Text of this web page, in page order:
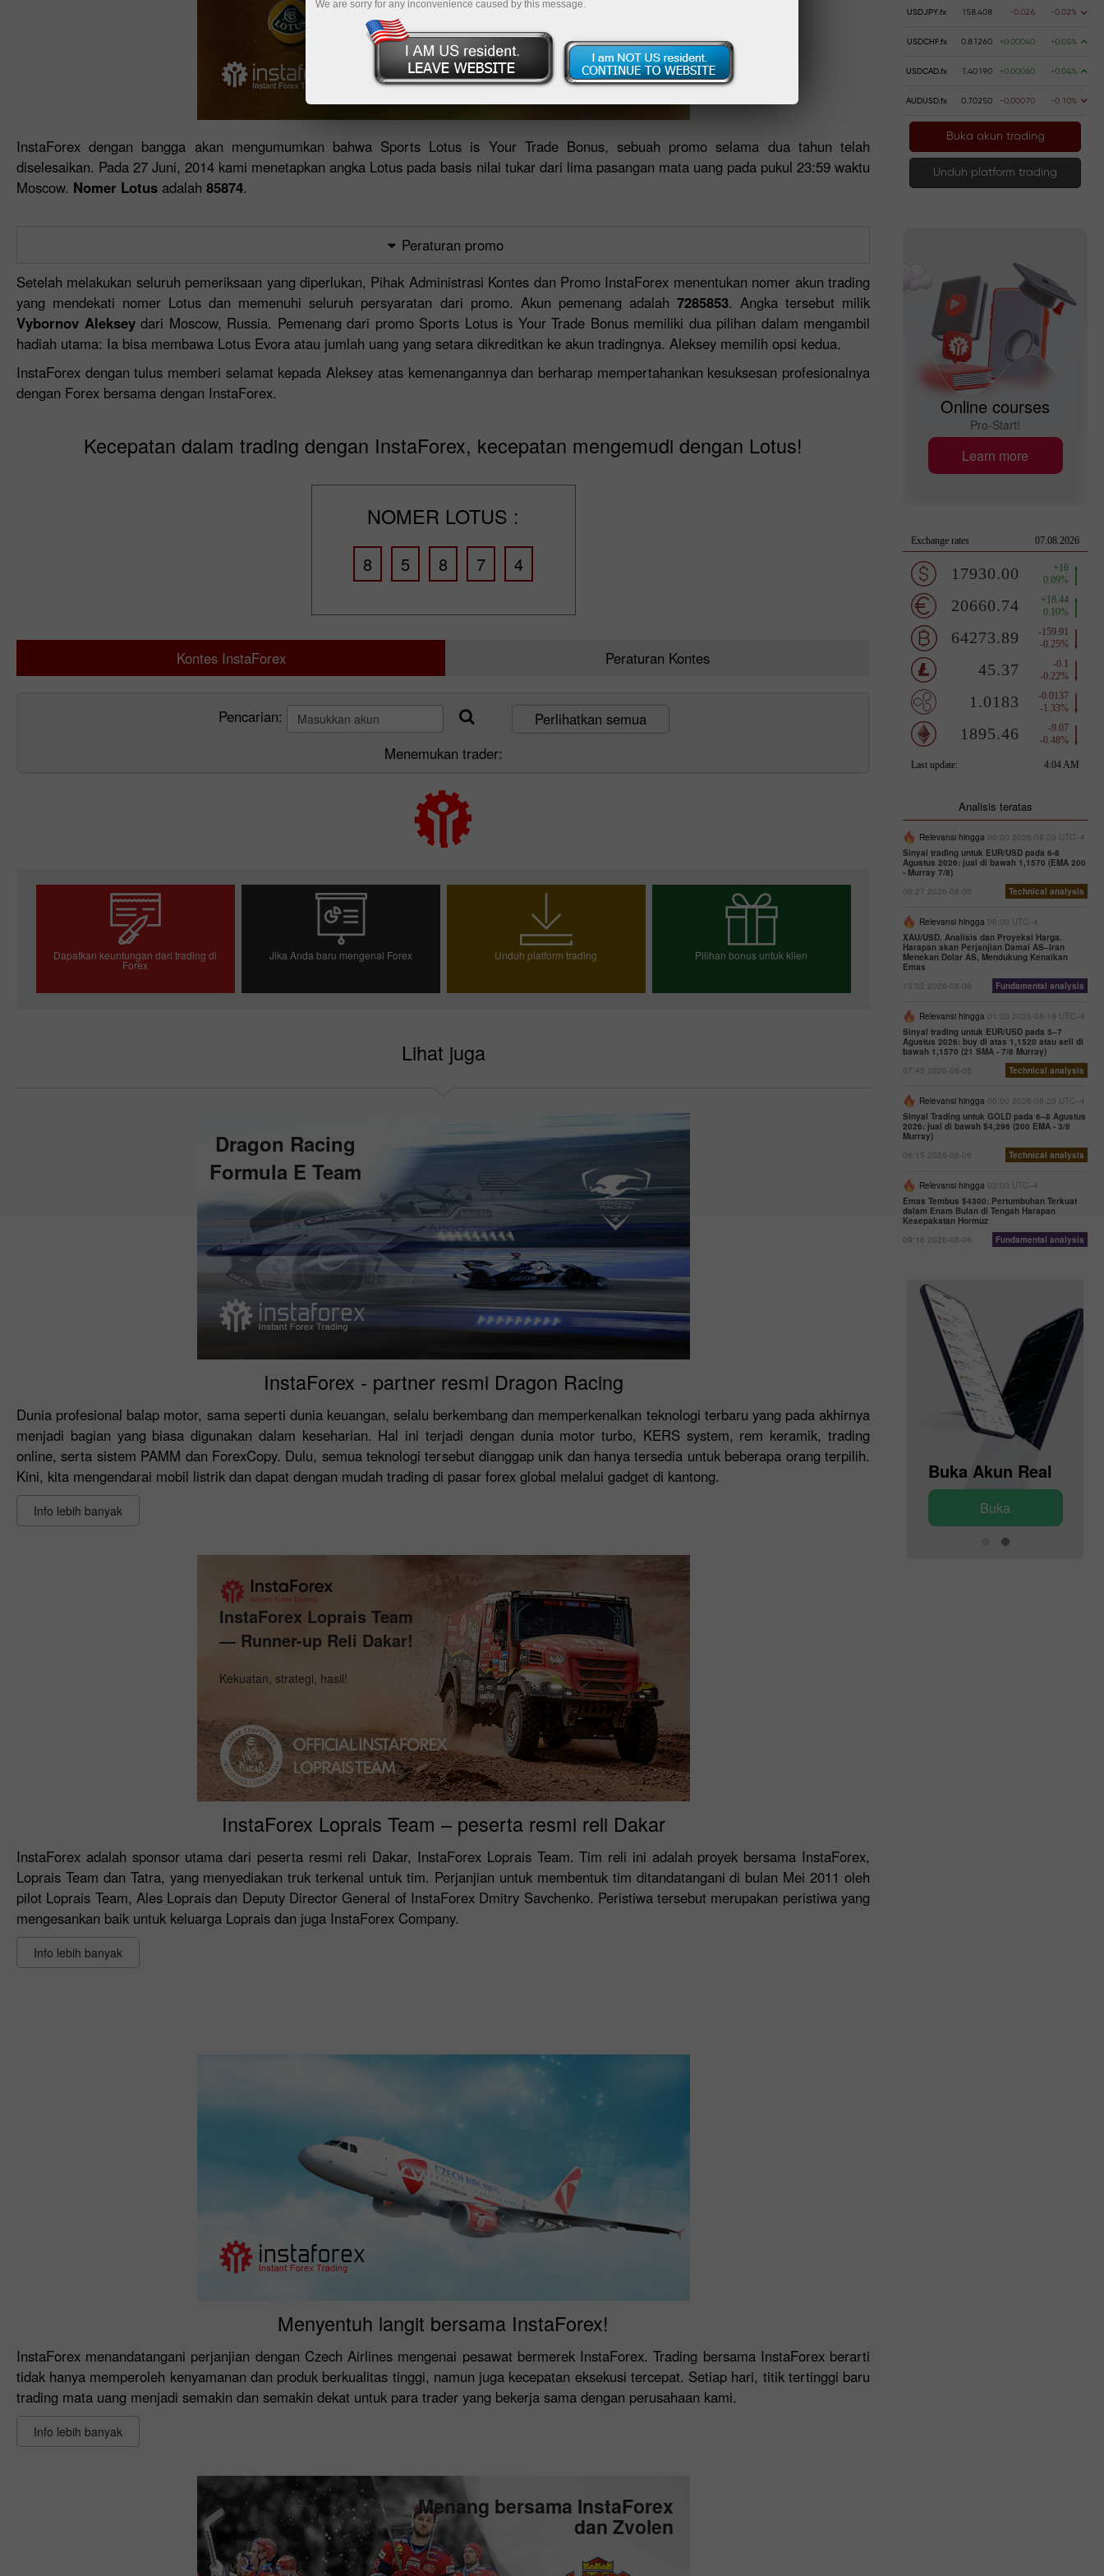
InstaForex dengan bangga akan mengumumkan bahwa Sports Lotus is Your Trade Bonus, sebuah promo selama dua tahun telah
diselesaikan. Pada 27 Juni, 2014 kami menetapkan angka Lotus pada basis nilai tukar dari lima pasangan mata uang pada pukul 23:59 waktu
Moscow. Nomer Lotus adalah 85874.
Peraturan promo
Setelah melakukan seluruh pemeriksaan yang diperlukan, Pihak Administrasi Kontes dan Promo InstaForex menentukan nomer akun trading
yang mendekati nomer Lotus dan memenuhi seluruh persyaratan dari promo. Akun pemenang adalah 7285853. Angka tersebut milik
Vybornov Alekseydari Moscow, Russia. Pemenang dari promo Sports Lotus is Your Trade Bonus memiliki dua pilihan dalam mengambil
hadiah utama: Ia bisa membawa Lotus Evora atau jumlah uang yang setara dikreditkan ke akun tradingnya. Aleksey memilih opsi kedua.
InstaForex dengan tulus memberi selamat kepada Aleksey atas kemenangannya dan berharap mempertahankan kesuksesan profesionalnya
dengan Forex bersama dengan InstaForex.
Kecepatan dalam trading dengan InstaForex, kecepatan mengemudi dengan Lotus!
NOMER LOTUS :
8 5 8 7 4
Kontes InstaForex Peraturan Kontes
Pencarian:
Perlihatkan semua
Menemukan trader:
Dapatkan keuntungan dari trading di
Forex
Jika Anda baru mengenal Forex Unduh platform trading Pilihan bonus untuk klien
Lihat juga
Dragon Racing
Formula E Team
InstaForex - partner resmi Dragon Racing
Dunia profesional balap motor, sama seperti dunia keuangan, selalu berkembang dan memperkenalkan teknologi terbaru yang pada akhirnya
menjadi bagian yang biasa digunakan dalam keseharian. Hal ini terjadi dengan dunia motor turbo, KERS system, rem keramik, trading
online, serta sistem PAMM dan ForexCopy. Dulu, semua teknologi tersebut dianggap unik dan hanya tersedia untuk beberapa orang terpilih.
Kini, kita mengendarai mobil listrik dan dapat dengan mudah trading di pasar forex global melalui gadget di kantong.
Info lebih banyak
InstaForex Loprais Team
— Runner-up Reli Dakar!
Kekuatan, strategi, hasil!
InstaForex Loprais Team – peserta resmi reli Dakar
InstaForex adalah sponsor utama dari peserta resmi reli Dakar, InstaForex Loprais Team. Tim reli ini adalah proyek bersama InstaForex,
Loprais Team dan Tatra, yang menyediakan truk terkenal untuk tim. Perjanjian untuk membentuk tim ditandatangani di bulan Mei 2011 oleh
pilot Loprais Team, Ales Loprais dan Deputy Director General of InstaForex Dmitry Savchenko. Peristiwa tersebut merupakan peristiwa yang
mengesankan baik untuk keluarga Loprais dan juga InstaForex Company.
Info lebih banyak
Menyentuh langit bersama InstaForex!
InstaForex menandatangani perjanjian dengan Czech Airlines mengenai pesawat bermerek InstaForex. Trading bersama InstaForex berarti
tidak hanya memperoleh kenyamanan dan produk berkualitas tinggi, namun juga kecepatan eksekusi tercepat. Setiap hari, titik tertinggi baru
trading mata uang menjadi semakin dan semakin dekat untuk para trader yang bekerja sama dengan perusahaan kami.
Info lebih banyak
Menang bersama InstaForex
dan Zvolen
USDJPY.fx 158.408 -0.026 -0.02%
USDCHF.fx 0.81260 +0.00040 +0.05%
USDCAD.fx 1.40190 +0.00060 +0.04%
AUDUSD.fx 0.70250 -0.00070 -0.10%
Buka akun trading
Unduh platform trading
Online courses
Pro-Start!
Learn more
Analisis teratas
Relevansi hingga 00:00 2026-08-20 UTC--4
Sinyal trading untuk EUR/USD pada 6-8
Agustus 2026: jual di bawah 1,1570 (EMA 200
- Murray 7/8)
06:27 2026-08-06
Technical analysis
Relevansi hingga 06:00 UTC--4
XAU/USD. Analisis dan Proyeksi Harga.
Harapan akan Perjanjian Damai AS–Iran
Menekan Dolar AS, Mendukung Kenaikan
Emas
13:02 2026-08-06
Fundamental analysis
Relevansi hingga 01:00 2026-08-19 UTC--4
Sinyal trading untuk EUR/USD pada 5–7
Agustus 2026: buy di atas 1,1520 atau sell di
bawah 1,1570 (21 SMA - 7/8 Murray)
07:45 2026-08-05
Technical analysis
Relevansi hingga 00:00 2026-08-20 UTC--4
Sinyal Trading untuk GOLD pada 6–8 Agustus
2026: jual di bawah $4,296 (200 EMA - 3/8
Murray)
06:15 2026-08-06
Technical analysis
Relevansi hingga 03:00 UTC--4
Emas Tembus $4300: Pertumbuhan Terkuat
dalam Enam Bulan di Tengah Harapan
Kesepakatan Hormuz
09:16 2026-08-06
Fundamental analysis
Buka Akun Demo Buka Akun Real Buka Akun Demo Buka Akun Real
Buka
We are sorry for any inconvenience caused by this message.